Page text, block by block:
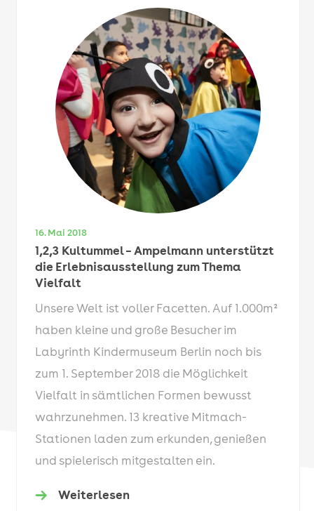
16. Mai 2018
1,2,3 Kultummel – Ampelmann unterstützt
die Erlebnisausstellung zum Thema
Vielfalt
Unsere Welt ist voller Facetten. Auf 1.000m²
haben kleine und große Besucher im
Labyrinth Kindermuseum Berlin noch bis
zum 1. September 2018 die Möglichkeit
Vielfalt in sämtlichen Formen bewusst
wahrzunehmen. 13 kreative Mitmach-
Stationen laden zum erkunden, genießen
und spielerisch mitgestalten ein.
Weiterlesen